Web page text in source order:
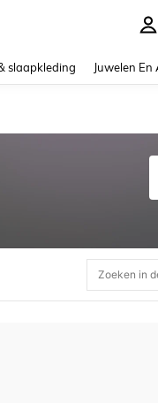
slaapkleding Juwelen En